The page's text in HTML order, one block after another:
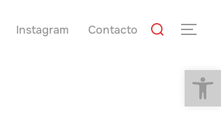
Abrir
Instagram Contacto
Buscar: